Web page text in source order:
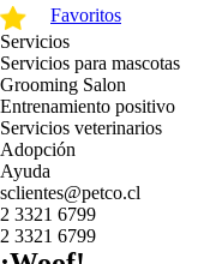
Favoritos
Servicios
Servicios para mascotas
Grooming Salon
Entrenamiento positivo
Servicios veterinarios
Adopción
Ayuda
sclientes@petco.cl
2 3321 6799
2 3321 6799